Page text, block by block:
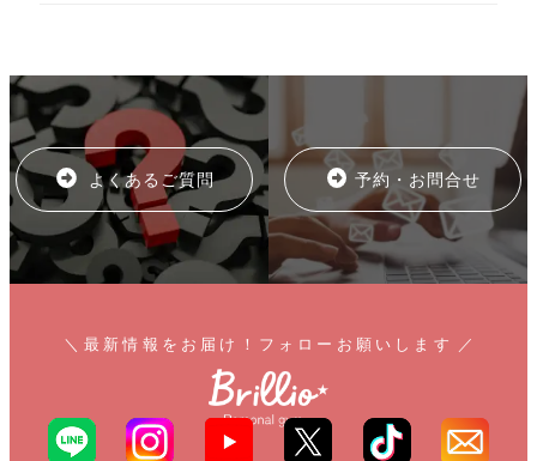
よくあるご質問 予約・お問合せ
＼最新情報をお届け！フォローお願いします ／